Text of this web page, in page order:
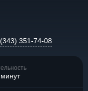
351-74-08